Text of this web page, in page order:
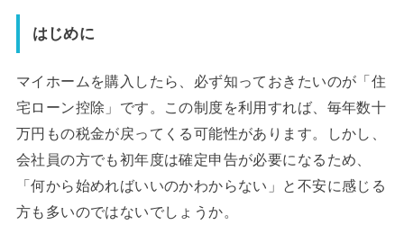
はじめに
マイホームを購入したら、必ず知っておきたいのが「住
宅ローン控除」です。この制度を利用すれば、毎年数十
万円もの税金が戻ってくる可能性があります。しかし、
会社員の方でも初年度は確定申告が必要になるため、
「何から始めればいいのかわからない」と不安に感じる
方も多いのではないでしょうか。